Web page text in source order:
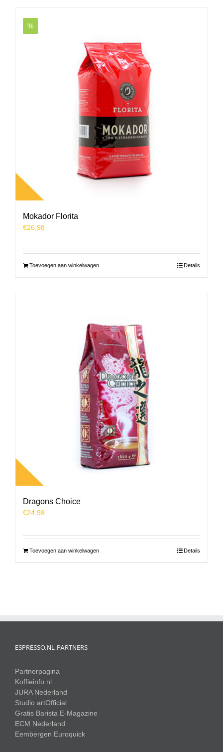
%
Mokador Florita
€26,98
Toevoegen aan winkelwagen Details
Dragons Choice
€24,98
Toevoegen aan winkelwagen Details
ESPRESSO.NL PARTNERS
Partnerpagina
Koffieinfo.nl
JURA Nederland
Studio artOfficial
Gratis Barista E-Magazine
ECM Nederland
Eembergen Euroquick